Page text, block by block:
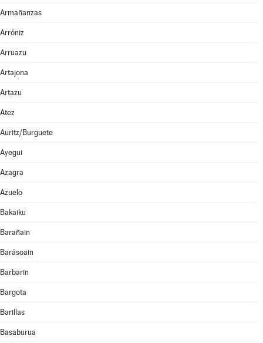
Armañanzas
Arróniz
Arruazu
Artajona
Artazu
Atez
Auritz/Burguete
Ayegui
Azagra
Azuelo
Bakaiku
Barañain
Barásoain
Barbarin
Bargota
Barillas
Basaburua